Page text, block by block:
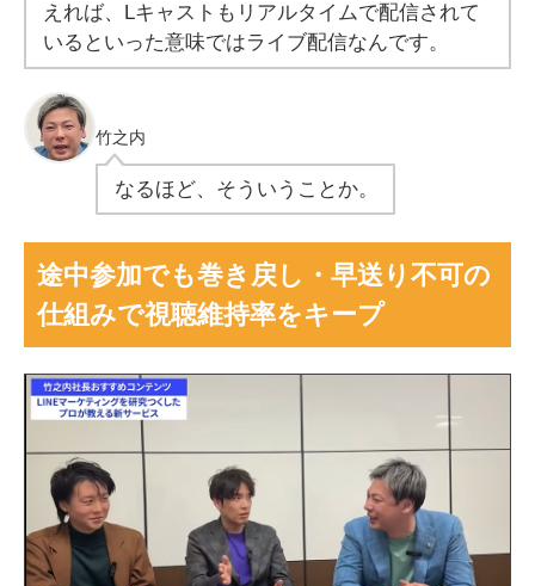
えれば、Lキャストもリアルタイムで配信されて
いるといった意味ではライブ配信なんです。
竹之内
なるほど、そういうことか。
途中参加でも巻き戻し・早送り不可の
仕組みで視聴維持率をキープ